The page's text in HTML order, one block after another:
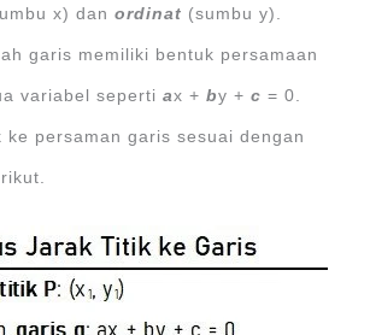
x) danordinat (sumbu y).
garis memiliki bentuk persamaan
variabel sepertiax +by +c = 0.
ke persaman garis sesuai dengan